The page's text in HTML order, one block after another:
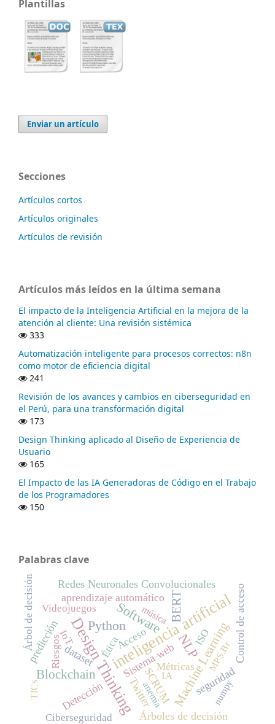
Plantillas
Enviar un artículo
Secciones
Artículos cortos
Artículos originales
Artículos de revisión
Artículos más leídos en la última semana
El impacto de la Inteligencia Artificial en la mejora de la
atención al cliente: Una revisión sistémica
333
Automatización inteligente para procesos correctos: n8n
como motor de eficiencia digital
241
Revisión de los avances y cambios en ciberseguridad en
el Perú, para una transformación digital
173
Design Thinking aplicado al Diseño de Experiencia de
Usuario
165
El Impacto de las IA Generadoras de Código en el Trabajo
de los Programadores
150
Palabras clave
Design Thinkinginteligencia artificial
PythonSoftware
NLP
Machine Learning
BERT
Blockchain Sistema web
SCRUM seguridad
Redes Neuronales Convolucionales
aprendizaje automático
Twitter
Control de acceso
predicción
Detección
Árboles de decisión
dataset
ISO
Riesgos Métricas
Árbol de decisión Ética
Videojuegos
IA
Ciberseguridad
Acceso
IoT
MPS.Br
numpy
anemia
música
TICs